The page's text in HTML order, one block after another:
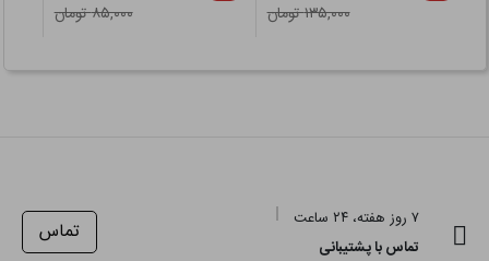
۱۳۵,۰۰۰ تومان
۸۵,۰۰۰ تومان
۷ روز هفته، ۲۴ ساعت
تماس با پشتیبانی
تماس